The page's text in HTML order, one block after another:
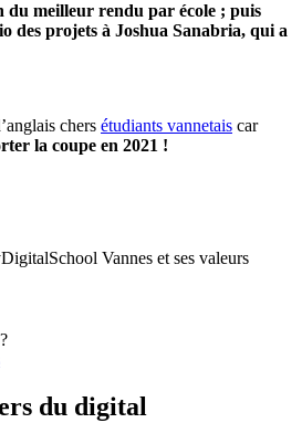
du meilleur rendu par école ; puis
des projets à Joshua Sanabria, qui a
chers étudiants vannetais car
la coupe en 2021 !
Vannes et ses valeurs
du digital